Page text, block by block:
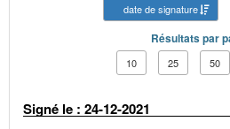
date de signature
Résultats par
10 25 50
Signé le : 24-12-2021